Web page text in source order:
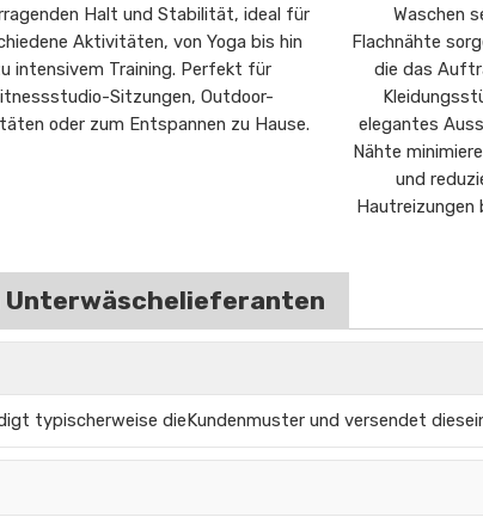
Halt und Stabilität, ideal für
Aktivitäten, von Yoga bis hin
intensivem Training. Perfekt für
Sitzungen, Outdoor-
oder zum Entspannen zu Hause.
Waschen
Flachnähte
die das
elegantes
Nähte
und
Hautreizungen
Unterwäschelieferanten
typischerweise die Kundenmuster und versendet diese